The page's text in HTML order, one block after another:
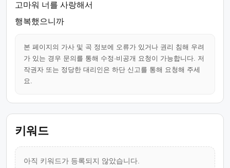
고마워 너를 사랑해서
행복했으니까
본 페이지의 가사 및 곡 정보에 오류가 있거나 권리 침해 우려
가 있는 경우 문의를 통해 수정·비공개 요청이 가능합니다. 저
작권자 또는 정당한 대리인은 하단 신고를 통해 요청해 주세
요.
키워드
아직 키워드가 등록되지 않았습니다.